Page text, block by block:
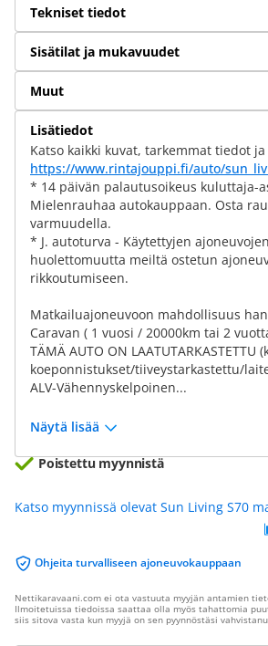
Tekniset tiedot
Sisätilat ja mukavuudet
Muut
Lisätiedot
Katso kaikki kuvat, tarkemmat tiedot ja
https://www.rintajouppi.fi/auto/
* 14 päivän palautusoikeus kuluttaja-
Mielenrauhaa autokauppaan. Osta
varmuudella.
* J. autoturva - Käytettyjen
huolettomuutta meiltä ostetun
rikkoutumiseen.
Matkailuajoneuvoon mahdollisuus
Caravan ( 1 vuosi / 20000km tai 2
TÄMÄ AUTO ON
koeponnistukset/tiiveystarkastettu/
ALV-Vähennyskelpoinen...
Näytä lisää
Poistettu myynnistä
Katso myynnissä olevat Sun Living S70
Ohjeita turvalliseen ajoneuvokauppaan
Nettikaravaani.com ei ota vastuuta myyjän antamien
Ilmoitetuissa tiedoissa saattaa olla myös tahattomia
siis sitova vasta kun myyjä on sen pyynnöstäsi